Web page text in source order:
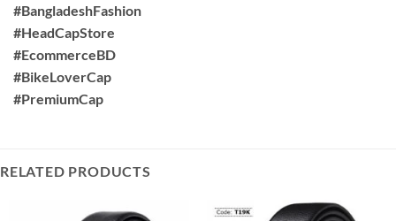
#BangladeshFashion
#HeadCapStore
#EcommerceBD
#BikeLoverCap
#PremiumCap
RELATED PRODUCTS